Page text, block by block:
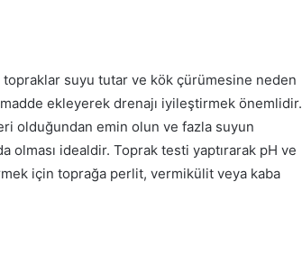
topraklar suyu tutar ve kök çürümesine neden
ekleyerek drenajı iyileştirmek önemlidir.
olduğundan emin olun ve fazla suyun
olması idealdir. Toprak testi yaptırarak pH ve
için toprağa perlit, vermikülit veya kaba